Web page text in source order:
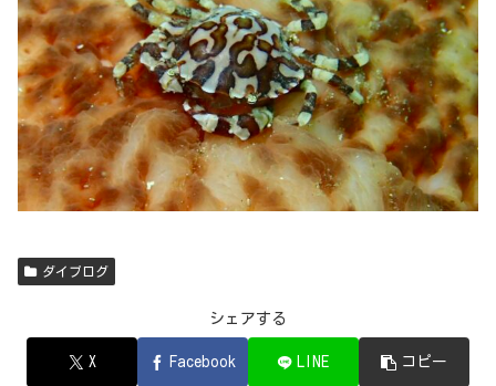
ダイブログ
シェアする
X Facebook LINE コピー